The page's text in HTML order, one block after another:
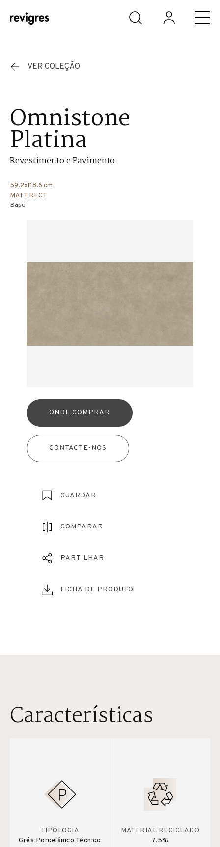
Saltar para o conteúdo principal
VER COLEÇÃO
Omnistone
Platina
Revestimento e Pavimento
59.2x118.6 cm
MATT RECT
Base
ONDE COMPRAR
CONTACTE-NOS
GUARDAR
COMPARAR
PARTILHAR
FICHA DE PRODUTO
Características
TIPOLOGIA
Grés Porcelânico Técnico
MATERIAL RECICLADO
7.5%